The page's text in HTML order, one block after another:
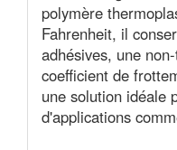
polymère
Fahrenheit, il
adhésives, une
coefficient de
une solution idéale
d'applications